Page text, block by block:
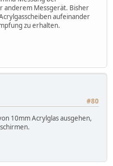
anderem Messgerät. Bisher
aufeinander
zu erhalten.
#80
10mm Acrylglas ausgehen,